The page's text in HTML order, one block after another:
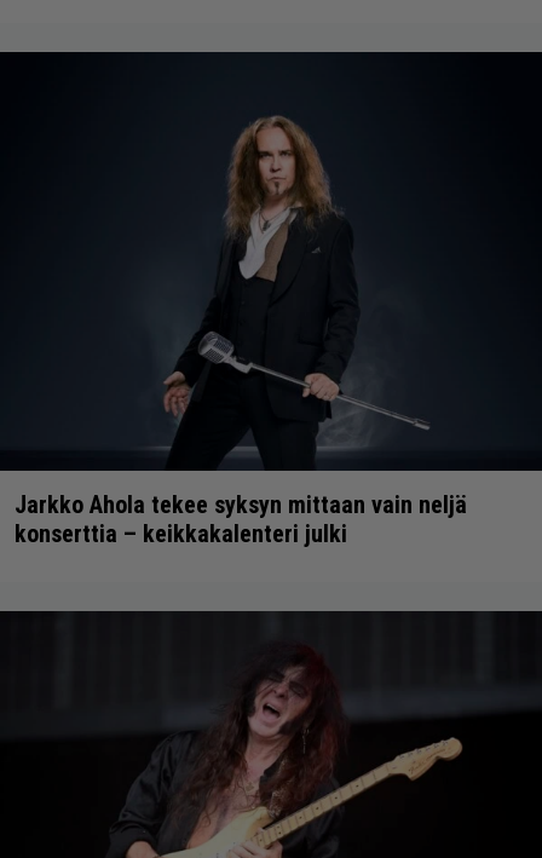
Jarkko Ahola tekee syksyn mittaan vain neljä
konserttia – keikkakalenteri julki